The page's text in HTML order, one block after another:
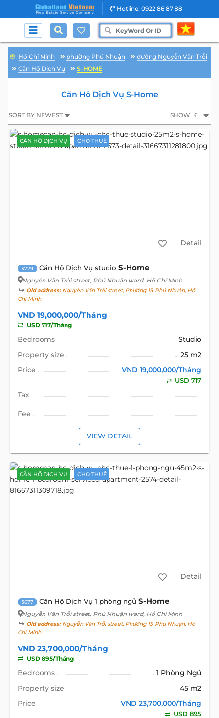
Hotline: 0922 86 87 88
Hồ Chí Minh phường Phú Nhuận
đường Nguyễn Văn Trỗi
Căn Hộ Dịch Vụ
S-HOME
Căn Hộ Dịch Vụ S-Home
SORT BY NEWEST SHOW 6
CĂN HỘ DỊCH VỤ CHO THUÊ
Detail
3729 Căn Hộ Dịch Vụ studio S-Home
Nguyễn Văn Trỗi street, Phú Nhuận ward, Hồ Chí Minh
Old address:Nguyễn Văn Trỗi street, Phường 15, Phú Nhuận, Hồ
Chí Minh
VND 19,000,000/Tháng
USD 717/Tháng
Bedrooms
Studio
Property size
25 m2
Price
VND 19,000,000/Tháng
USD 717
Tax
Fee
VIEW DETAIL
CĂN HỘ DỊCH VỤ CHO THUÊ
Detail
3677 Căn Hộ Dịch Vụ 1 phòng ngủ S-Home
Nguyễn Văn Trỗi street, Phú Nhuận ward, Hồ Chí Minh
Old address:Nguyễn Văn Trỗi street, Phường 15, Phú Nhuận, Hồ
Chí Minh
VND 23,700,000/Tháng
USD 895/Tháng
Bedrooms
1 Phòng Ngủ
Property size
45 m2
Price
VND 23,700,000/Tháng
USD 895